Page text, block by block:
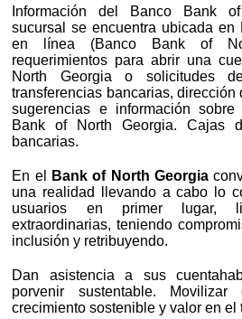
Información del Banco Bank
sucursal se encuentra ubicada en
en línea (Banco Bank of
requerimientos para abrir una
North Georgia o solicitudes
transferencias bancarias, dirección
sugerencias e información
Bank of North Georgia. Cajas
bancarias.
En el Bank of North Georgia
una realidad llevando a cabo lo
usuarios en primer lugar,
extraordinarias, teniendo
inclusión y retribuyendo.
Dan asistencia a sus
porvenir sustentable.
crecimiento sostenible y valor en el